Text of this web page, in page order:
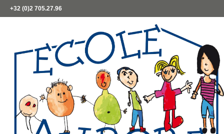
+32 (0)2 705.27.96